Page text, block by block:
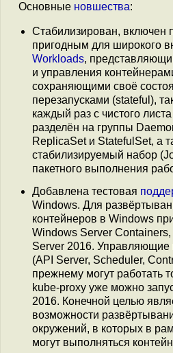
Основные новшества:
Стабилизирован, включен
пригодным для широкого
Workloads,
и управления
сохраняющими своё
перезапусками (stateful),
каждый раз с чистого
разделён на группы
ReplicaSet и StatefulSet, а
стабилизируемый набор
пакетного выполнения
Добавлена тестовая
Windows. Для
контейнеров в Windows
Windows Server
Server 2016. Управляющие
(API Server, Scheduler,
прежнему могут работать
kube-proxy уже можно
2016. Конечной целью
возможности
окружений, в которых в
могут выполняться